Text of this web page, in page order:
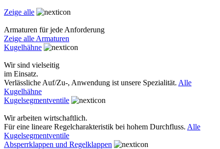
Zeige alle
Armaturen für jede Anforderung
Zeige alle Armaturen
Kugelhähne
Wir sind vielseitig
im Einsatz.
Verlässliche Auf/Zu-, Anwendung ist unsere Spezialität. Alle
Kugelhähne
Kugelsegmentventile
Wir arbeiten wirtschaftlich.
Für eine lineare Regelcharakteristik bei hohem Durchfluss. Alle
Kugelsegmentventile
Absperrklappen und Regelklappen